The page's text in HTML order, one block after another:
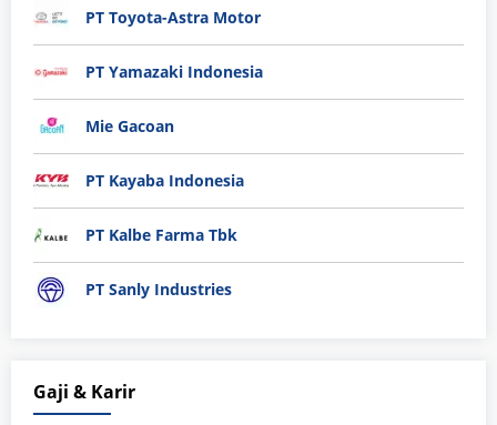
PT Toyota-Astra Motor
PT Yamazaki Indonesia
Mie Gacoan
PT Kayaba Indonesia
PT Kalbe Farma Tbk
PT Sanly Industries
Gaji & Karir